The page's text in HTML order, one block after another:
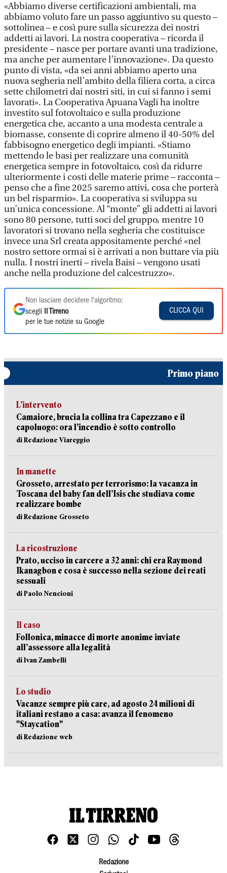
«Abbiamo diverse certificazioni ambientali, ma
abbiamo voluto fare un passo aggiuntivo su questo –
sottolinea – e così pure sulla sicurezza dei nostri
addetti ai lavori. La nostra cooperativa – ricorda il
presidente – nasce per portare avanti una tradizione,
ma anche per aumentare l’innovazione». Da questo
punto di vista, «da sei anni abbiamo aperto una
nuova segheria nell’ambito della filiera corta, a circa
sette chilometri dai nostri siti, in cui si fanno i semi
lavorati». La Cooperativa Apuana Vagli ha inoltre
investito sul fotovoltaico e sulla produzione
energetica che, accanto a una modesta centrale a
biomasse, consente di coprire almeno il 40-50% del
fabbisogno energetico degli impianti. «Stiamo
mettendo le basi per realizzare una comunità
energetica sempre in fotovoltaico, così da ridurre
ulteriormente i costi delle materie prime – racconta –
penso che a fine 2025 saremo attivi, cosa che porterà
un bel risparmio». La cooperativa si sviluppa su
un’unica concessione. Al “monte” gli addetti ai lavori
sono 80 persone, tutti soci del gruppo, mentre 10
lavoratori si trovano nella segheria che costituisce
invece una Srl creata appositamente perché «nel
nostro settore ormai si è arrivati a non buttare via più
nulla. I nostri inerti – rivela Baisi – vengono usati
anche nella produzione del calcestruzzo».
Non lasciare decidere l'algoritmo:
scegli
Il Tirreno
per le tue notizie su Google
CLICCA QUI
Primo piano
L’intervento
Camaiore, brucia la collina tra Capezzano e il
capoluogo: ora l’incendio è sotto controllo
di Redazione Viareggio
In manette
Grosseto, arrestato per terrorismo: la vacanza in
Toscana del baby fan dell’Isis che studiava come
realizzare bombe
di Redazione Grosseto
La ricostruzione
Prato, ucciso in carcere a 32 anni: chi era Raymond
Ikanagbon e cosa è successo nella sezione dei reati
sessuali
di Paolo Nencioni
Il caso
Follonica, minacce di morte anonime inviate
all’assessore alla legalità
di Ivan Zambelli
Lo studio
Vacanze sempre più care, ad agosto 24 milioni di
italiani restano a casa: avanza il fenomeno
"Staycation"
di Redazione web
Redazione